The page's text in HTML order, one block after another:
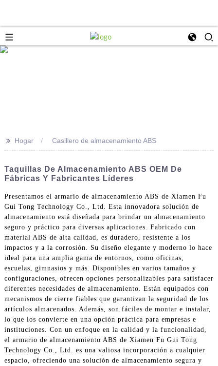
>> Hogar Casillero de almacenamiento ABS
Taquillas De Almacenamiento ABS OEM De
Fábricas Y Fabricantes Líderes
Presentamos el armario de almacenamiento ABS de Xiamen Fu
Gui Tong Technology Co., Ltd. Esta innovadora solución de
almacenamiento está diseñada para brindar un almacenamiento
seguro y práctico para diversas aplicaciones. Fabricado con
material ABS de alta calidad, es duradero, resistente a los
impactos y a la corrosión. Su diseño elegante y moderno lo hace
ideal para una amplia gama de entornos, como oficinas,
escuelas, gimnasios y más. Disponibles en varios tamaños y
configuraciones, ofrecen opciones personalizables para satisfacer
diferentes necesidades de almacenamiento. Están equipados con
mecanismos de cierre fiables que garantizan la seguridad de los
artículos almacenados. Además, son fáciles de montar e instalar,
lo que los convierte en una opción práctica para empresas e
instituciones. Con un enfoque en la calidad y la funcionalidad,
el armario de almacenamiento ABS de Xiamen Fu Gui Tong
Technology Co., Ltd. es una valiosa incorporación a cualquier
espacio, ofreciendo una solución de almacenamiento segura y